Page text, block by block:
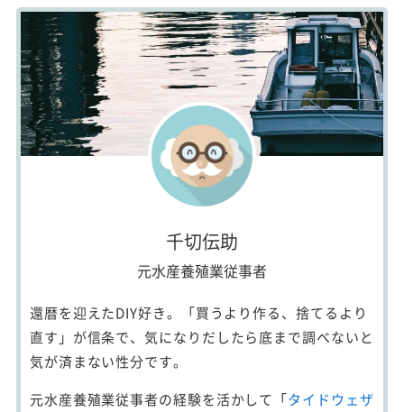
千切伝助
元水産養殖業従事者
還暦を迎えたDIY好き。「買うより作る、捨てるより
直す」が信条で、気になりだしたら底まで調べないと
気が済まない性分です。
元水産養殖業従事者の経験を活かして「タイドウェザ